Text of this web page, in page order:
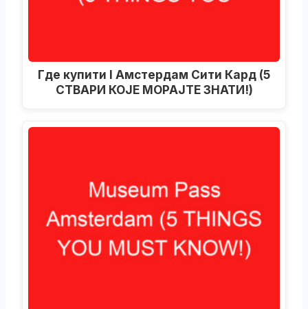
Где купити I Амстердам Сити Кард (5
СТВАРИ КОЈЕ МОРАЈТЕ ЗНАТИ!)